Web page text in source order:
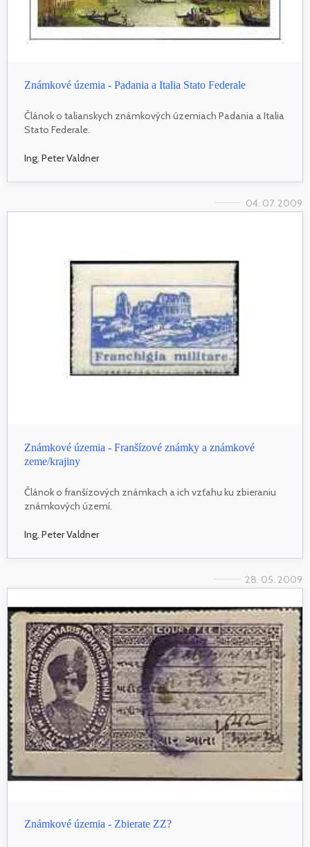
Známkové územia - Padania a Italia Stato Federale
Článok o talianskych známkových územiach Padania a Italia
Stato Federale.
Ing. Peter Valdner
04. 07. 2009
Známkové územia - Franšízové známky a známkové
zeme/krajiny
Článok o franšízových známkach a ich vzťahu ku zbieraniu
známkových území.
Ing. Peter Valdner
28. 05. 2009
Známkové územia - Zbierate ZZ?